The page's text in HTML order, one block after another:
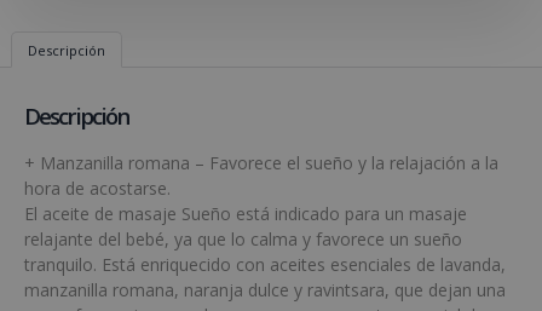
Descripción
Descripción
+ Manzanilla romana – Favorece el sueño y la relajación a la
hora de acostarse.
El aceite de masaje Sueño está indicado para un masaje
relajante del bebé, ya que lo calma y favorece un sueño
tranquilo. Está enriquecido con aceites esenciales de lavanda,
manzanilla romana, naranja dulce y ravintsara, que dejan una